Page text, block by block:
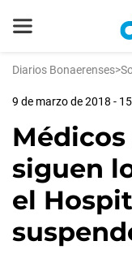
Diarios Bonaerenses>
9 de marzo de 2018 -
siguen
el